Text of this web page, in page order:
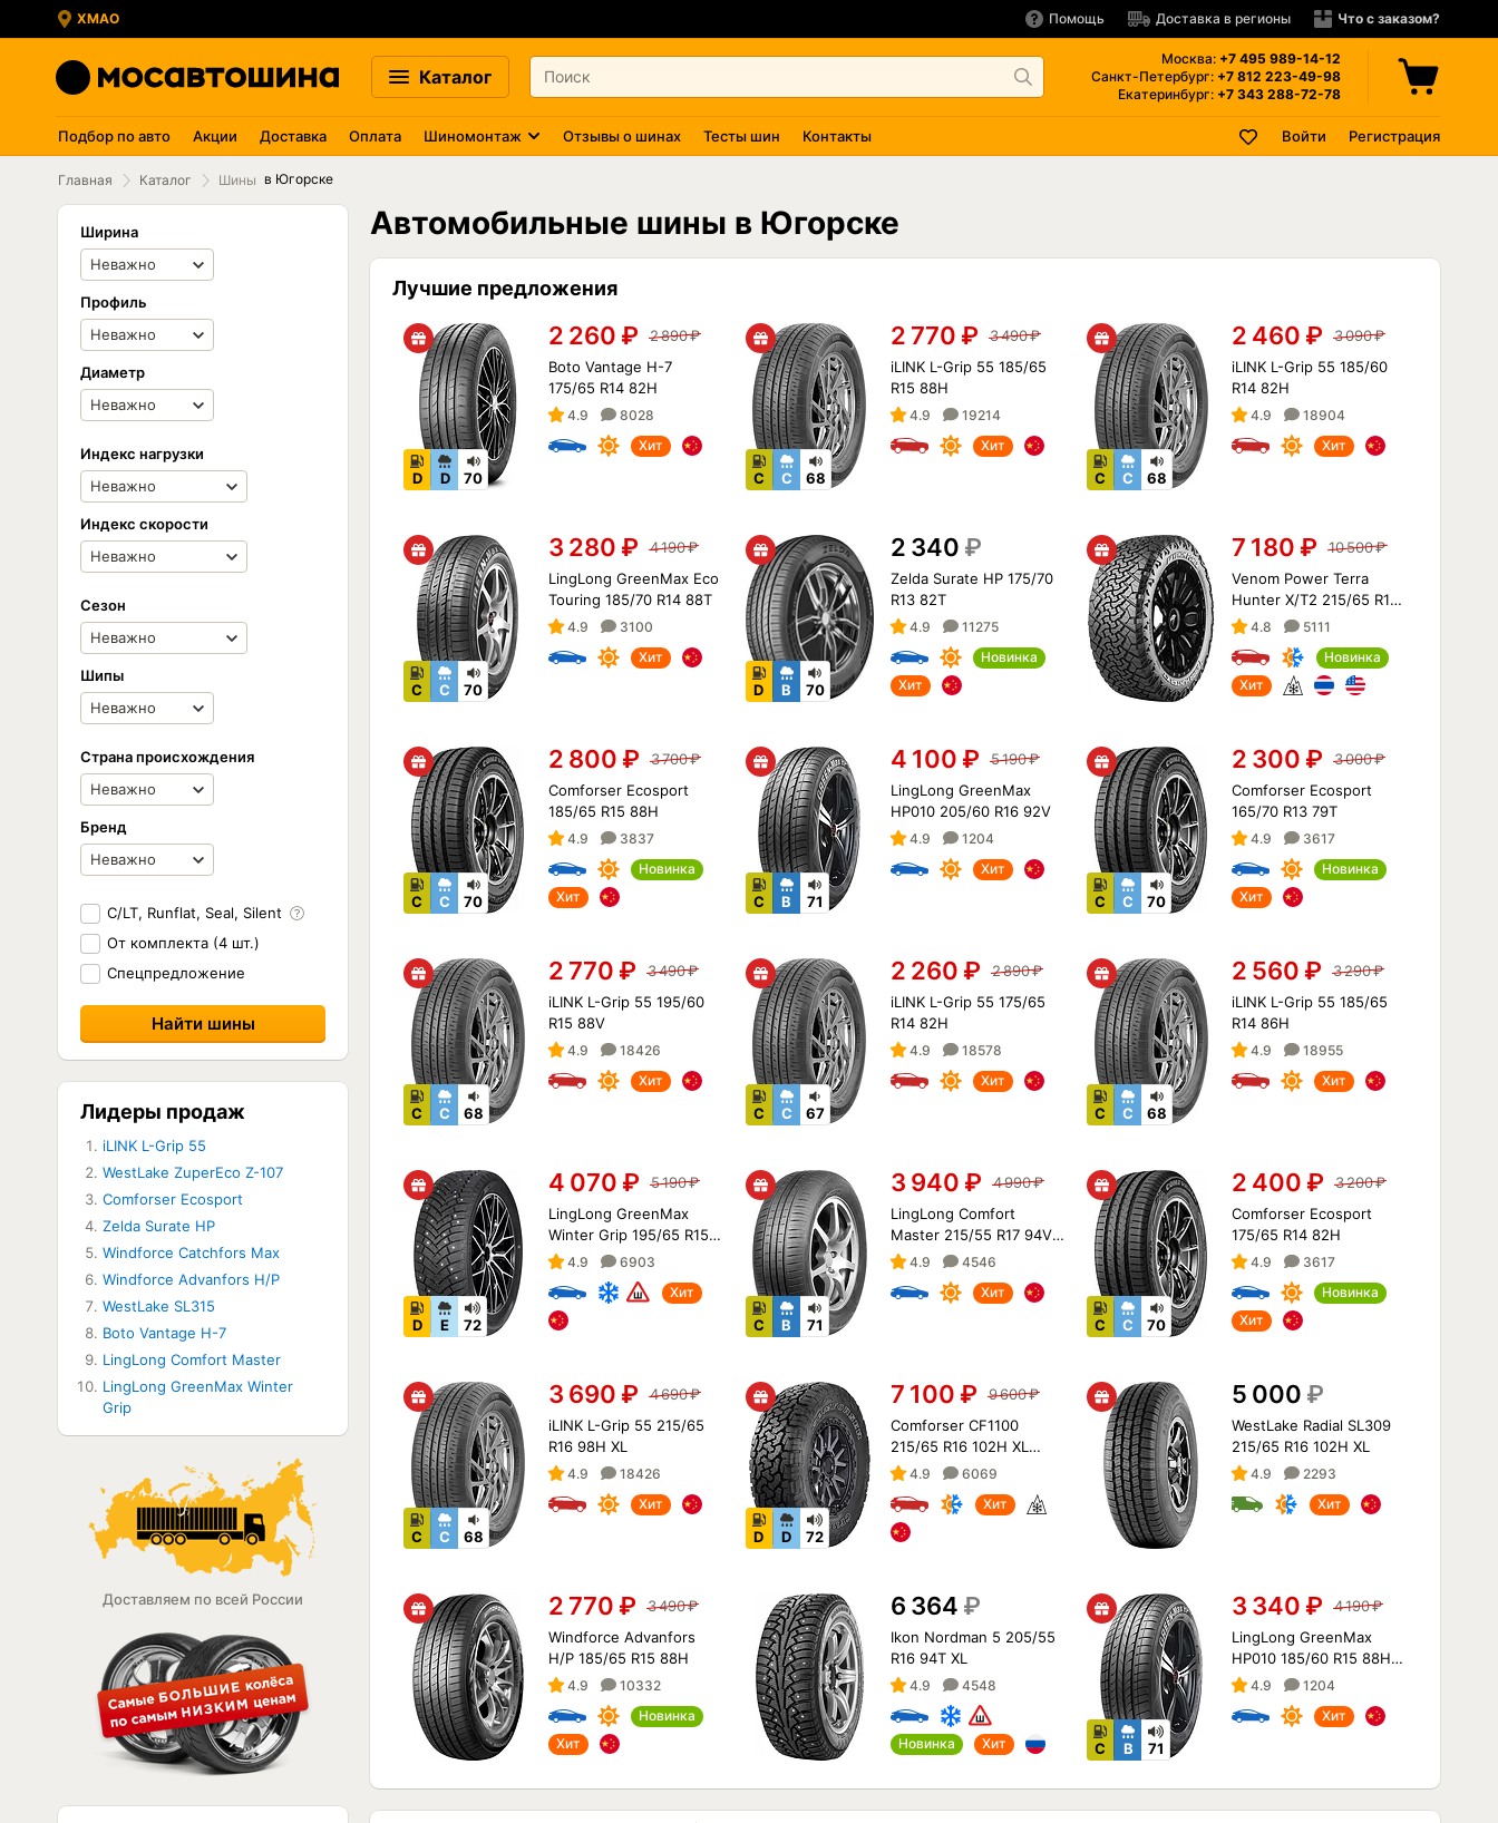
ХМАО Помощь Доставка в регионы Что с заказом?
Каталог
Москва: +7 495 989-14-12
Санкт-Петербург: +7 812 223-49-98
Екатеринбург: +7 343 288-72-78
Подбор по авто Акции Доставка Оплата Шиномонтаж Отзывы о шинах Тесты шин Контакты Войти Регистрация
Главная Каталог Шины в Югорске
Ширина
Профиль
Диаметр
Индекс нагрузки
Индекс скорости
Сезон
Шипы
Страна происхождения
Бренд
C/LT, Runflat, Seal, Silent
От комплекта (4 шт.)
Спецпредложение
Лидеры продаж
iLINK L-Grip 55
WestLake ZuperEco Z-107
Comforser Ecosport
Zelda Surate HP
Windforce Catchfors Max
Windforce Advanfors H/P
WestLake SL315
Boto Vantage H-7
LingLong Comfort Master
LingLong GreenMax Winter
Grip
Доставляем по всей России
Автомобильные шины в Югорске
Лучшие предложения
D D 70
2 260 ₽ 2 890₽
Boto Vantage H-7
175/65 R14 82H
4.9
8028
Хит
C C 68
2 770 ₽ 3 490₽
iLINK L-Grip 55 185/65
R15 88H
4.9
19214
Хит
C C 68
2 460 ₽ 3 090₽
iLINK L-Grip 55 185/60
R14 82H
4.9
18904
Хит
C C 70
3 280 ₽ 4 190₽
LingLong GreenMax Eco
Touring 185/70 R14 88T
4.9
3100
Хит
D B 70
2 340 ₽
Zelda Surate HP 175/70
R13 82T
4.9
11275
Новинка
Хит
7 180 ₽ 10 500₽
Venom Power Terra
Hunter X/T2 215/65 R16
102H XL (RWL)
4.8
5111
Новинка
Хит
C C 70
2 800 ₽ 3 700₽
Comforser Ecosport
185/65 R15 88H
4.9
3837
Новинка
Хит
C B 71
4 100 ₽ 5 190₽
LingLong GreenMax
HP010 205/60 R16 92V
4.9
1204
Хит
C C 70
2 300 ₽ 3 000₽
Comforser Ecosport
165/70 R13 79T
4.9
3617
Новинка
Хит
C C 68
2 770 ₽ 3 490₽
iLINK L-Grip 55 195/60
R15 88V
4.9
18426
Хит
C C 67
2 260 ₽ 2 890₽
iLINK L-Grip 55 175/65
R14 82H
4.9
18578
Хит
C C 68
2 560 ₽ 3 290₽
iLINK L-Grip 55 185/65
R14 86H
4.9
18955
Хит
D E 72
4 070 ₽ 5 190₽
LingLong GreenMax
Winter Grip 195/65 R15
95T XL
4.9
6903
Хит
C B 71
3 940 ₽ 4 990₽
LingLong Comfort
Master 215/55 R17 94V
XL4.9
4546
Хит
C C 70
2 400 ₽ 3 200₽
Comforser Ecosport
175/65 R14 82H
4.9
3617
Новинка
Хит
C C 68
3 690 ₽ 4 690₽
iLINK L-Grip 55 215/65
R16 98H XL
4.9
18426
Хит
D D 72
7 100 ₽ 9 600₽
Comforser CF1100
215/65 R16 102H XL
(OWL)
4.9
6069
Хит
5 000 ₽
WestLake Radial SL309
215/65 R16 102H XL
4.9
2293
Хит
2 770 ₽ 3 490₽
Windforce Advanfors
H/P 185/65 R15 88H
4.9
10332
Новинка
Хит
6 364 ₽
Ikon Nordman 5 205/55
R16 94T XL
4.9 4548
Новинка Хит C B 71
3 340 ₽ 4 190₽
LingLong GreenMax
HP010 185/60 R15 88H
XL4.9
1204
Хит